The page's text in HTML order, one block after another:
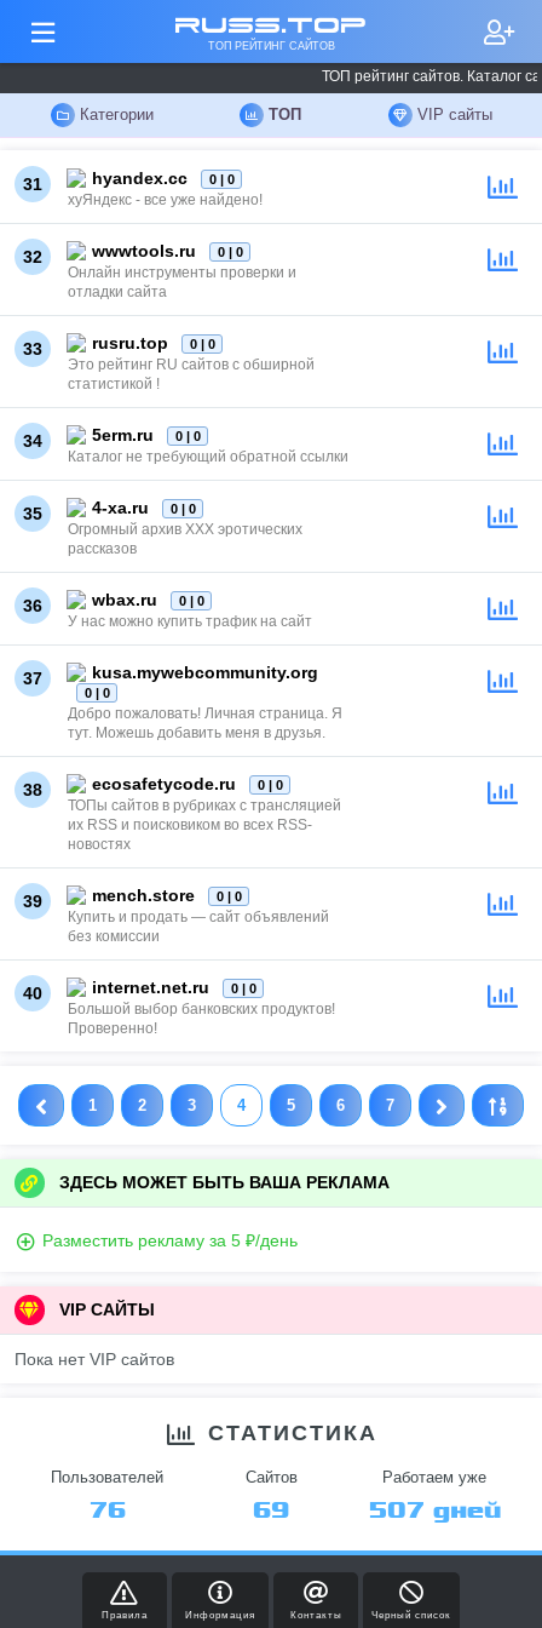
russ.top
ТОП РЕЙТИНГ САЙТОВ
ТОП рейтинг сайтов. Каталог
Категории ТОП VIP сайты
31 hyandex.cc 0 | 0
хуЯндекс - все уже найдено!
32 wwwtools.ru 0 | 0
Онлайн инструменты проверки и
отладки сайта
33 rusru.top 0 | 0
Это рейтинг RU сайтов с обширной
статистикой !
34 5erm.ru 0 | 0
Каталог не требующий обратной ссылки
35 4-xa.ru 0 | 0
Огромный архив ХХХ эротических
рассказов
36 wbax.ru 0 | 0
У нас можно купить трафик на сайт
37 kusa.mywebcommunity.org
0 | 0
Добро пожаловать! Личная страница. Я
тут. Можешь добавить меня в друзья.
38 ecosafetycode.ru 0 | 0
ТОПы сайтов в рубриках с трансляцией
их RSS и поисковиком во всех RSS-
новостях
39 mench.store 0 | 0
Купить и продать — сайт объявлений
без комиссии
40 internet.net.ru 0 | 0
Большой выбор банковских продуктов!
Проверенно!
1 2 3 4 5 6 7
ЗДЕСЬ МОЖЕТ БЫТЬ ВАША РЕКЛАМА
Разместить рекламу за 5 ₽/день
VIP САЙТЫ
Пока нет VIP сайтов
СТАТИСТИКА
Пользователей
76
Сайтов
69
Работаем уже
507 дней
Правила Информация Контакты Черный список